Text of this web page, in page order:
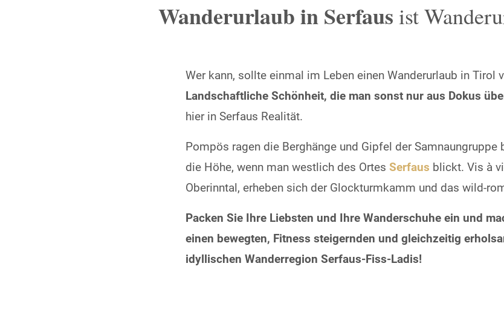
Wanderurlaub in Serfaus ist
Wer kann, sollte einmal im Leben einen Wanderurlaub in Tirol
Landschaftliche Schönheit, die man sonst nur aus Dokus
hier in Serfaus Realität.
Pompös ragen die Berghänge und Gipfel der
die Höhe, wenn man westlich des Ortes Serfaus blickt. Vis à
Oberinntal, erheben sich der Glockturmkamm und das wild-
Packen Sie Ihre Liebsten und Ihre Wanderschuhe ein und
einen bewegten, Fitness steigernden und gleichzeitig
idyllischen Wanderregion Serfaus-Fiss-Ladis!